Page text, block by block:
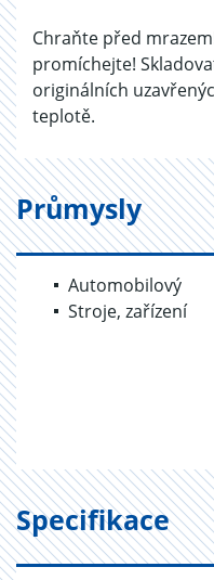
Chraňte před
promíchejte!
originálních
teplotě.
Průmysly
Automobilový
Stroje, zařízení
Specifikace